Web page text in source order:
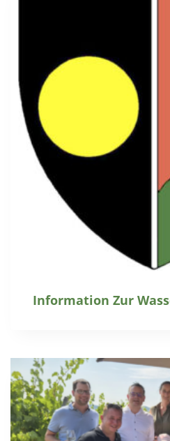
Information Zur